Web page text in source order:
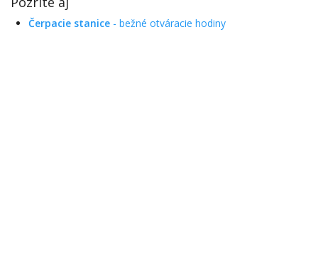
Čerpacie stanice - bežné otváracie hodiny